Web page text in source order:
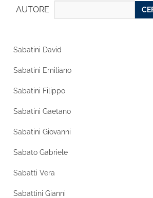
AUTORE
Sabatini David
Sabatini Emiliano
Sabatini Filippo
Sabatini Gaetano
Sabatini Giovanni
Sabato Gabriele
Sabatti Vera
Sabattini Gianni